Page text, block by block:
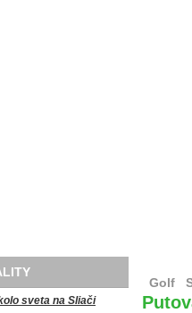
sveta na Sliači
Golf